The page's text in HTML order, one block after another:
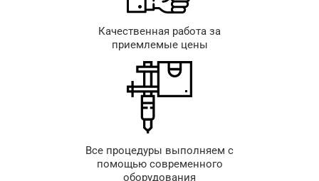
Качественная работа за
приемлемые цены
Все процедуры выполняем с
помощью современного
оборудования